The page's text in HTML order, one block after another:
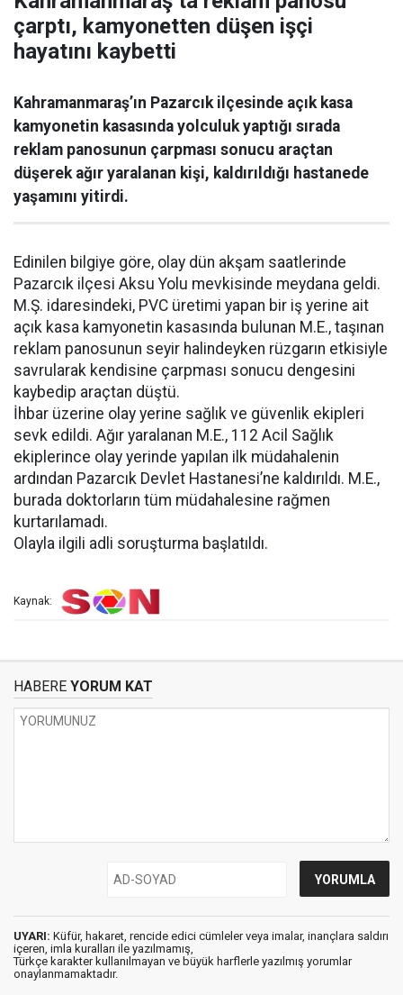
çarptı, kamyonetten düşen işçi
hayatını kaybetti
Kahramanmaraş’ın Pazarcık ilçesinde açık kasa
kamyonetin kasasında yolculuk yaptığı sırada
reklam panosunun çarpması sonucu araçtan
düşerek ağır yaralanan kişi, kaldırıldığı hastanede
yaşamını yitirdi.
Edinilen bilgiye göre, olay dün akşam saatlerinde
Pazarcık ilçesi Aksu Yolu mevkisinde meydana geldi.
M.Ş. idaresindeki, PVC üretimi yapan bir iş yerine ait
açık kasa kamyonetin kasasında bulunan M.E., taşınan
reklam panosunun seyir halindeyken rüzgarın etkisiyle
savrularak kendisine çarpması sonucu dengesini
kaybedip araçtan düştü.
İhbar üzerine olay yerine sağlık ve güvenlik ekipleri
sevk edildi. Ağır yaralanan M.E., 112 Acil Sağlık
ekiplerince olay yerinde yapılan ilk müdahalenin
ardından Pazarcık Devlet Hastanesi’ne kaldırıldı. M.E.,
burada doktorların tüm müdahalesine rağmen
kurtarılamadı.
Olayla ilgili adli soruşturma başlatıldı.
Kaynak:
HABERE YORUM KAT
UYARI: Küfür, hakaret, rencide edici cümleler veya imalar, inançlara saldırı
içeren, imla kuralları ile yazılmamış,
Türkçe karakter kullanılmayan ve büyük harflerle yazılmış yorumlar
onaylanmamaktadır.